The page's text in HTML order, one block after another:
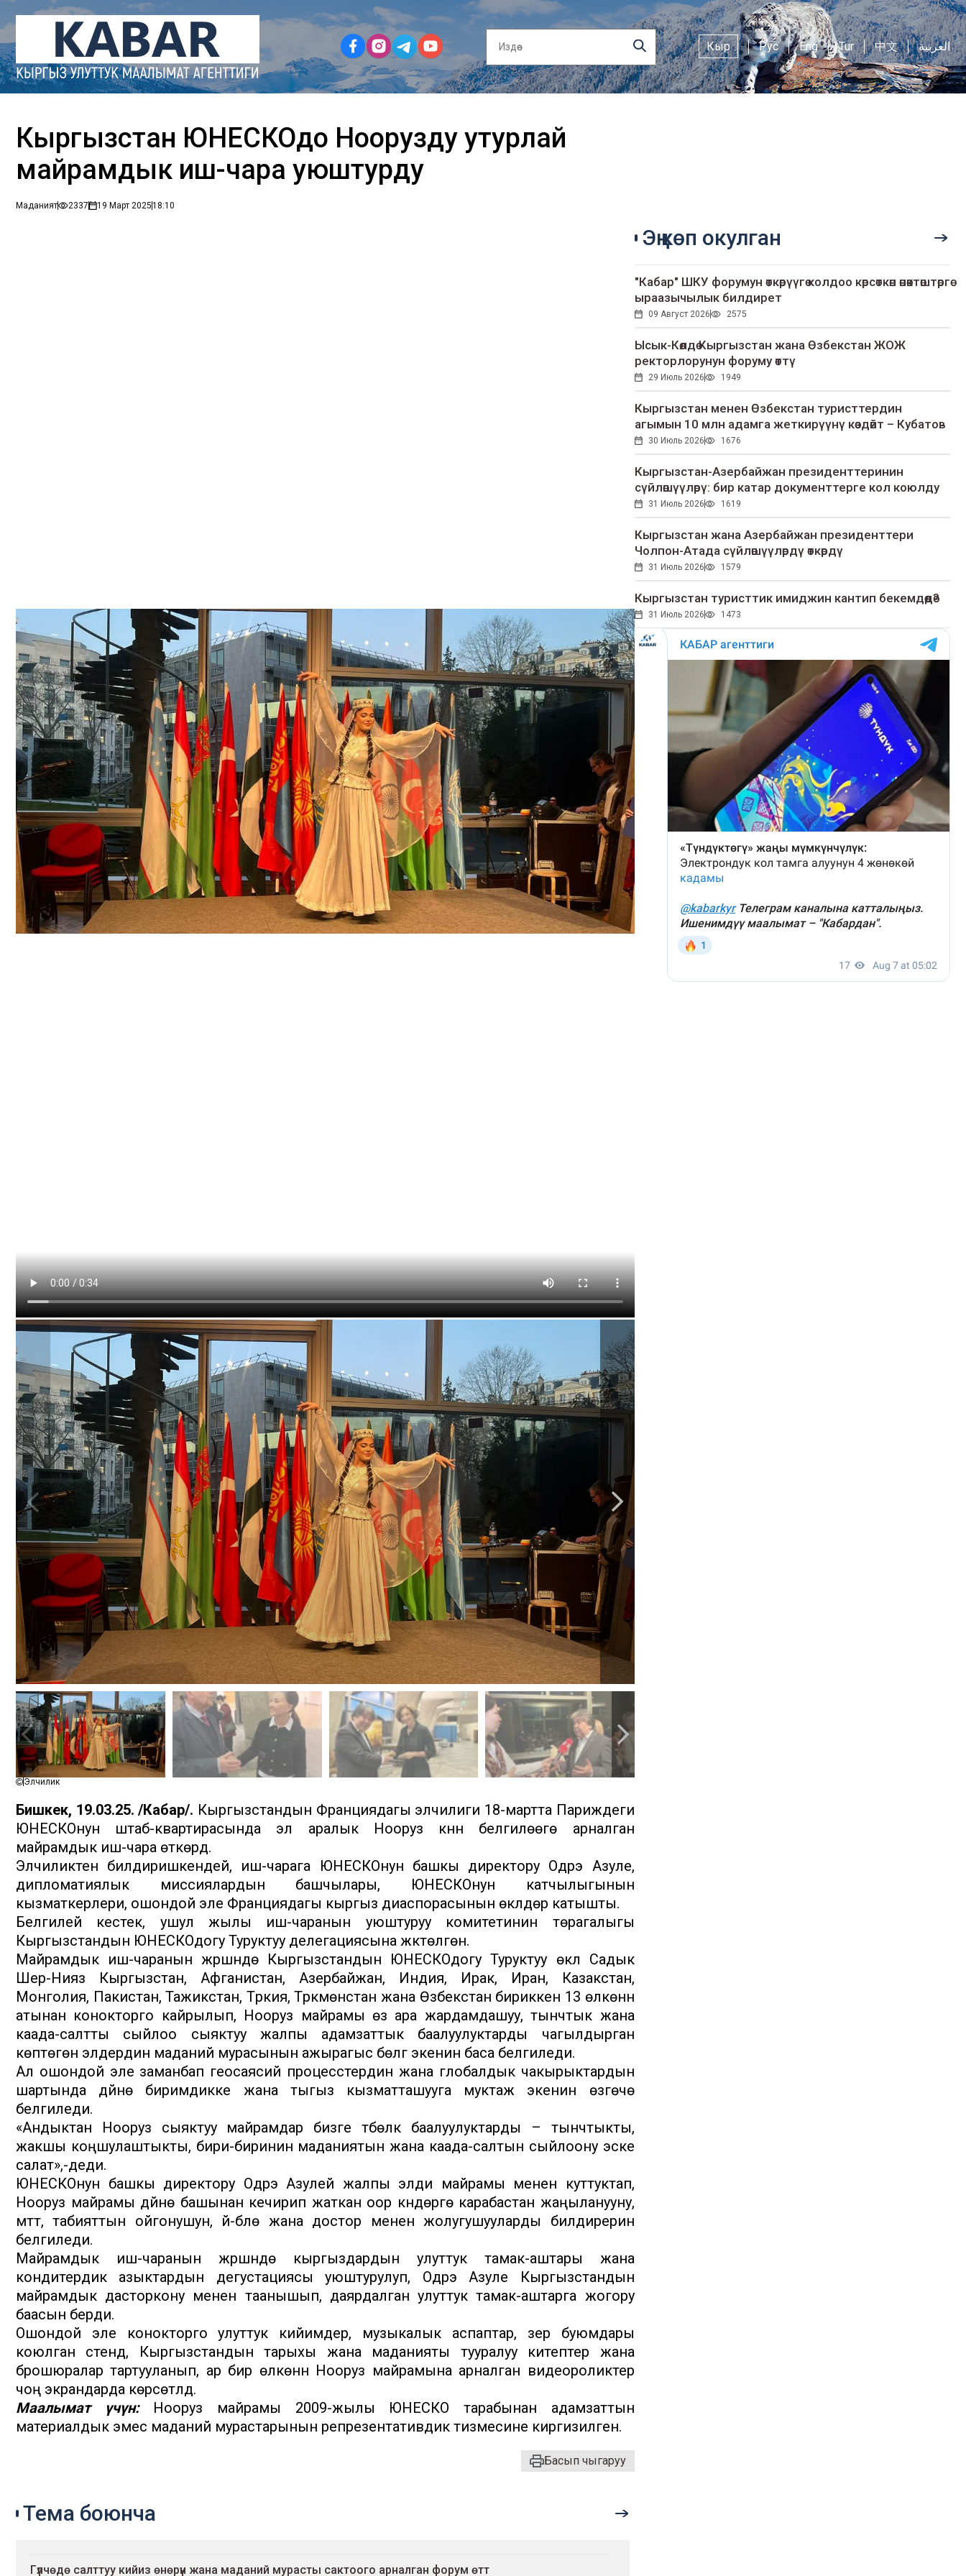
Кыр Рус Eng Tur 中文 العربية
Кыргызстан ЮНЕСКОдо Ноорузду утурлай
майрамдык иш-чара уюштурду
Маданият 2337 19 Март 202518:10
Элчилик
Бишкек, 19.03.25. /Кабар/. Кыргызстандын Франциядагы элчилиги 18-мартта Париждеги
ЮНЕСКОнун штаб-квартирасында эл аралык Нооруз күнүн белгилөөгө арналган
майрамдык иш-чара өткөрдү.
Элчиликтен билдиришкендей, иш-чарага ЮНЕСКОнун башкы директору Одрэ Азуле,
дипломатиялык миссиялардын башчылары, ЮНЕСКОнун катчылыгынын
кызматкерлери, ошондой эле Франциядагы кыргыз диаспорасынын өкүлдөрү катышты.
Белгилей кестек, ушул жылы иш-чаранын уюштуруу комитетинин төрагалыгы
Кыргызстандын ЮНЕСКОдогу Туруктуу делегациясына жүктөлгөн.
Майрамдык иш-чаранын жүрүшүндө Кыргызстандын ЮНЕСКОдогу Туруктуу өкүлү Садык
Шер-Нияз Кыргызстан, Афганистан, Азербайжан, Индия, Ирак, Иран, Казакстан,
Монголия, Пакистан, Тажикстан, Түркия, Түркмөнстан жана Өзбекстан бириккен 13 өлкөнүн
атынан конокторго кайрылып, Нооруз майрамы өз ара жардамдашуу, тынчтык жана
каада-салтты сыйлоо сыяктуу жалпы адамзаттык баалуулуктарды чагылдырган
көптөгөн элдердин маданий мурасынын ажырагыс бөлүгү экенин баса белгиледи.
Ал ошондой эле заманбап геосаясий процесстердин жана глобалдык чакырыктардын
шартында дүйнө биримдикке жана тыгыз кызматташууга муктаж экенин өзгөчө
белгиледи.
«Андыктан Нооруз сыяктуу майрамдар бизге түбөлүк баалуулуктарды – тынчтыкты,
жакшы коңшулаштыкты, бири-биринин маданиятын жана каада-салтын сыйлоону эске
салат»,-деди.
ЮНЕСКОнун башкы директору Одрэ Азулей жалпы элди майрамы менен куттуктап,
Нооруз майрамы дүйнө башынан кечирип жаткан оор күндөргө карабастан жаңыланууну,
үмүттү, табияттын ойгонушун, үй-бүлө жана достор менен жолугушууларды билдирерин
белгиледи.
Майрамдык иш-чаранын жүрүшүндө кыргыздардын улуттук тамак-аштары жана
кондитердик азыктардын дегустациясы уюштурулуп, Одрэ Азуле Кыргызстандын
майрамдык дасторкону менен таанышып, даярдалган улуттук тамак-аштарга жогору
баасын берди.
Ошондой эле конокторго улуттук кийимдер, музыкалык аспаптар, зер буюмдары
коюлган стенд, Кыргызстандын тарыхы жана маданияты тууралуу китептер жана
брошюралар тартууланып, ар бир өлкөнүн Нооруз майрамына арналган видеороликтер
чоң экрандарда көрсөтүлдү.
Маалымат үчүн:Нооруз майрамы 2009-жылы ЮНЕСКО тарабынан адамзаттын
материалдык эмес маданий мурастарынын репрезентативдик тизмесине киргизилген.
Басып чыгаруу
Эң көп окулган
"Кабар" ШКУ форумун өткөрүүгө колдоо көрсөткөн өнөктөштөргө
ыраазычылык билдирет
09 Август 2026 2575
Ысык-Көлдө Кыргызстан жана Өзбекстан ЖОЖ
ректорлорунун форуму өттү
29 Июль 2026 1949
Кыргызстан менен Өзбекстан туристтердин
агымын 10 млн адамга жеткирүүнү көздөйт – Кубатов
30 Июль 2026 1676
Кыргызстан-Азербайжан президенттеринин
сүйлөшүүлөрү: бир катар документтерге кол коюлду
31 Июль 2026 1619
Кыргызстан жана Азербайжан президенттери
Чолпон-Атада сүйлөшүүлөрдү өткөрдү
31 Июль 2026 1579
Кыргызстан туристтик имиджин кантип бекемдөөдө?
31 Июль 2026 1473
Тема боюнча
Гүлчөдө салттуу кийиз өнөрүн жана маданий мурасты сактоого арналган форум өттү